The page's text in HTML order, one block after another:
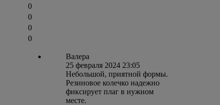
0
0
0
0
Валера
25 февраля 2024 23:05
Небольшой, приятной формы.
Резиновое колечко надежно
фиксирует плаг в нужном
месте.